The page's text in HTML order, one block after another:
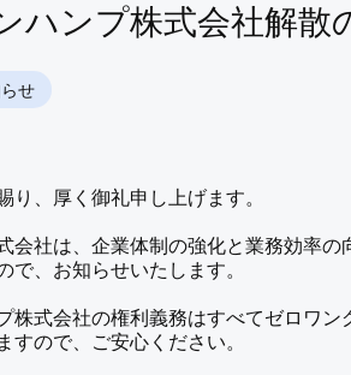
ハンプ株式会社解散
せ
、厚く御礼申し上げます。
会社は、企業体制の強化と業務効率
で、お知らせいたします。
株式会社の権利義務はすべてゼロワ
ので、ご安心ください。